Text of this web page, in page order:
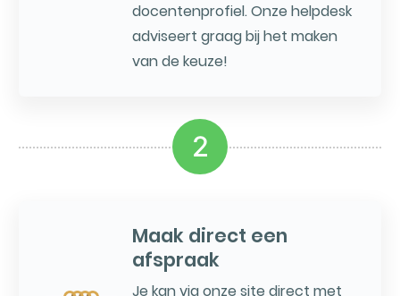
docentenprofiel. Onze helpdesk
adviseert graag bij het maken
van de keuze!
2
Maak direct een
afspraak
Je kan via onze site direct met